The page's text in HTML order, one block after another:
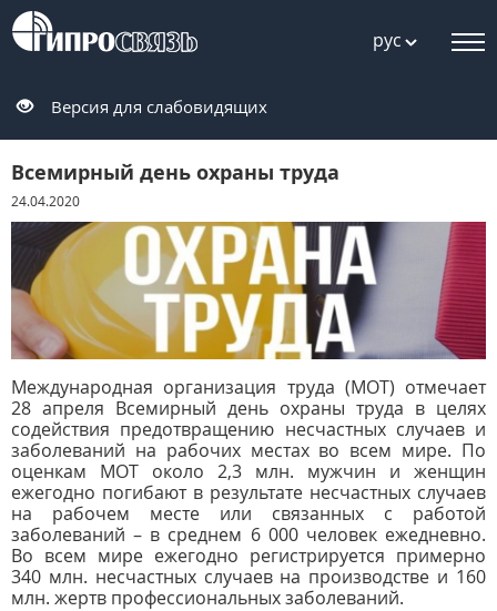
рус
Версия для слабовидящих
Всемирный день охраны труда
24.04.2020
Международная организация труда (МОТ) отмечает
28 апреля Всемирный день охраны труда в целях
содействия предотвращению несчастных случаев и
заболеваний на рабочих местах во всем мире. По
оценкам МОТ около 2,3 млн. мужчин и женщин
ежегодно погибают в результате несчастных случаев
на рабочем месте или связанных с работой
заболеваний – в среднем 6 000 человек ежедневно.
Во всем мире ежегодно регистрируется примерно
340 млн. несчастных случаев на производстве и 160
млн. жертв профессиональных заболеваний.